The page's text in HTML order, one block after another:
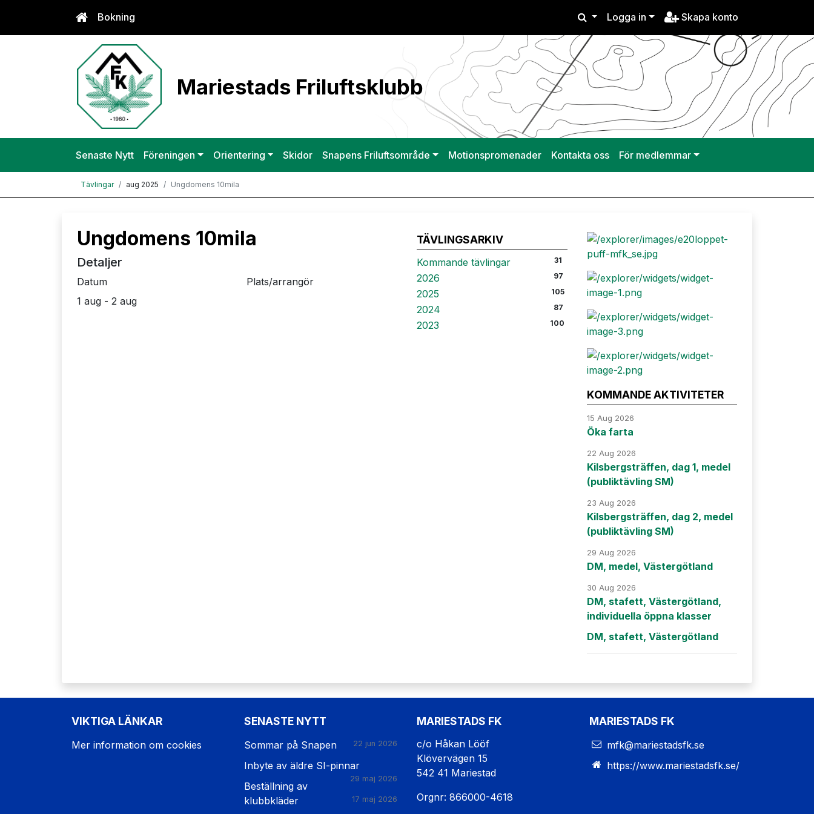
Bokning Logga in Skapa konto
Mariestads Friluftsklubb
Senaste Nytt Föreningen Orientering Skidor Snapens Friluftsområde Motionspromenader Kontakta oss För medlemmar
Tävlingar aug 2025 Ungdomens 10mila
TÄVLINGSARKIV
Kommande tävlingar 31
2026 97
2025 105
2024 87
2023 100
Ungdomens 10mila
Detaljer
Datum
1 aug - 2 aug
Plats/arrangör
KOMMANDE AKTIVITETER
15 Aug 2026
Öka farta
22 Aug 2026
Kilsbergsträffen, dag 1, medel
(publiktävling SM)
23 Aug 2026
Kilsbergsträffen, dag 2, medel
(publiktävling SM)
29 Aug 2026
DM, medel, Västergötland
30 Aug 2026
DM, stafett, Västergötland,
individuella öppna klasser
DM, stafett, Västergötland
VIKTIGA LÄNKAR
Mer information om cookies
SENASTE NYTT
Sommar på Snapen 22 jun 2026
Inbyte av äldre SI-pinnar
29 maj 2026
Beställning av
klubbkläder
17 maj 2026
MARIESTADS FK
c/o Håkan Lööf
Klövervägen 15
542 41 Mariestad
Orgnr: 866000-4618
MARIESTADS FK
mfk@mariestadsfk.se
https://www.mariestadsfk.se/